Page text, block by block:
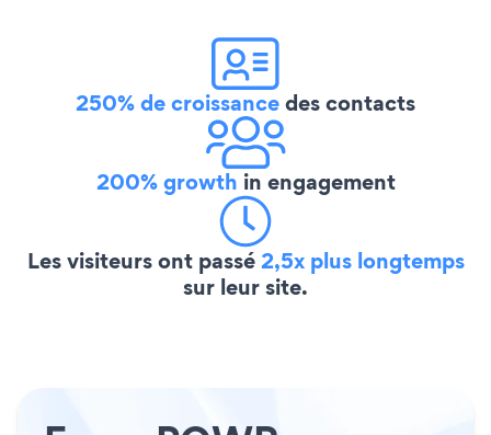
250% de croissancedes contacts
200% growth in engagement
Les visiteurs ont passé2,5x plus longtemps
sur leur site.